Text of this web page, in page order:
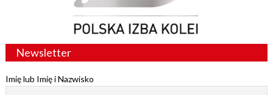
Newsletter
Imię lub Imię i Nazwisko